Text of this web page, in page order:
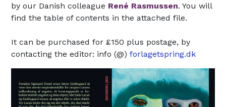
by our Danish colleague René Rasmussen. You will
find the table of contents in the attached file.
It can be purchased for £150 plus postage, by
contacting the editor: info (@)forlagetspring.dk